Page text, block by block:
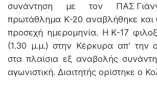
συνάντηση με τον ΠΑΣ
πρωτάθλημα Κ-20 αναβλήθηκε και
προσεχή ημερομηνία. Η Κ-17
(1.30 μ.μ.) στην Κέρκυρα απ’ την
στα πλαίσια εξ αναβολής
αγωνιστική. Διαιτητής ορίστηκε ο